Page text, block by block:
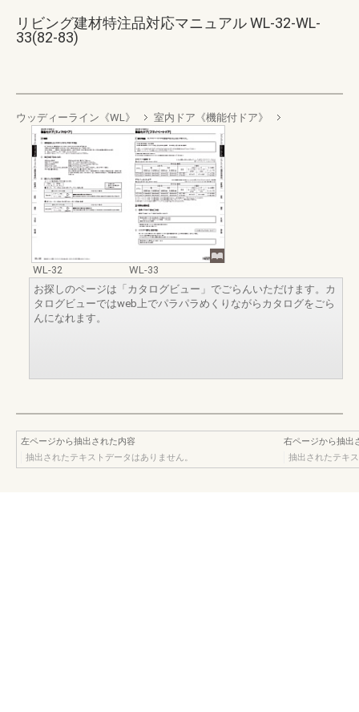
リビング建材特注品対応マニュアル WL-32-WL-
33(82-83)
ウッディーライン《WL》 室内ドア《機能付ドア》
WL-32
WL-33
お探しのページは「カタログビュー」でごらんいただけます。カ
タログビューではweb上でパラパラめくりながらカタログをごら
んになれます。
左ページから抽出された内容
抽出されたテキストデータはありません。
右ページから抽出
抽出されたテキ